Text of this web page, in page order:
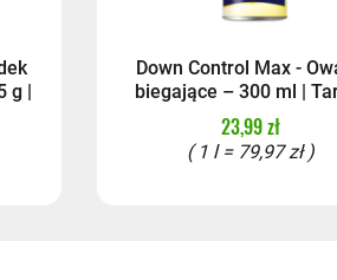
|
Down Control Max -
biegające – 300 ml |
23,99 zł
( 1 l = 79,97 zł )